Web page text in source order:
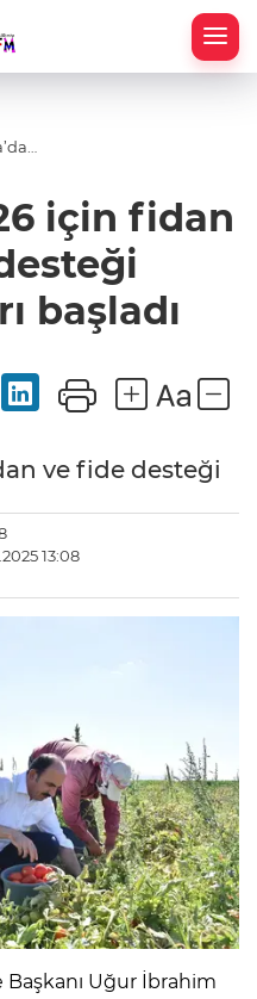
için fidan
başladı
ve fide desteği
13:08
Uğur İbrahim